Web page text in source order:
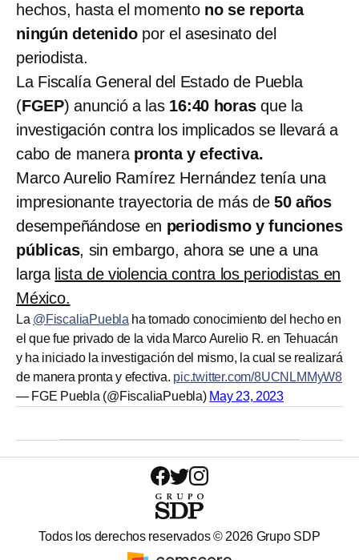
hechos, hasta el momento no se reporta
ningún detenidopor el asesinato del
periodista.
La Fiscalía General del Estado de Puebla
(FGEP) anunció a las16:40 horasque la
investigación contra los implicados se llevará a
cabo de manerapronta y efectiva.
Marco Aurelio Ramírez Hernández tenía una
impresionante trayectoria de más de50 años
desempeñándose en periodismo y funciones
públicas, sin embargo, ahora se une a una
larga lista de violencia contra los periodistas en
México.
La @FiscaliaPuebla ha tomado conocimiento del hecho en
el que fue privado de la vida Marco Aurelio R. en Tehuacán
y ha iniciado la investigación del mismo, la cual se realizará
de manera pronta y efectiva. pic.twitter.com/8UCNLMMyW8
— FGE Puebla (@FiscaliaPuebla) May 23, 2023
Todos los derechos reservados © 2026 Grupo SDP